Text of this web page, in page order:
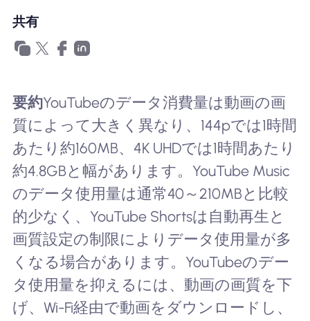
共有
要約YouTubeのデータ消費量は動画の画
質によって大きく異なり、144pでは1時間
あたり約160MB、4K UHDでは1時間あたり
約4.8GBと幅があります。YouTube Music
のデータ使用量は通常40～210MBと比較
的少なく、YouTube Shortsは自動再生と
画質設定の制限によりデータ使用量が多
くなる場合があります。YouTubeのデー
タ使用量を抑えるには、動画の画質を下
げ、Wi-Fi経由で動画をダウンロードし、